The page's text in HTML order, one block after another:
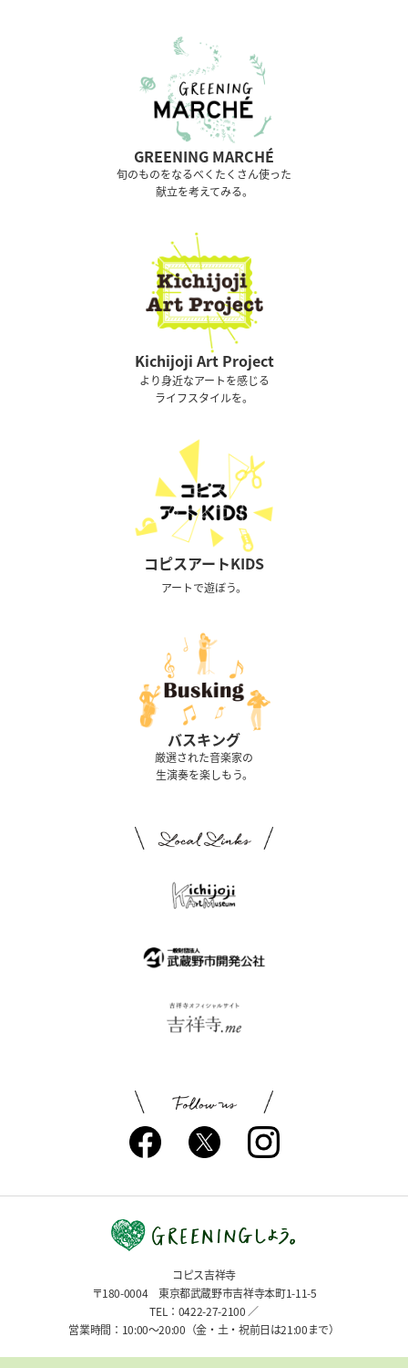
GREENING MARCHÉ
旬のものをなるべくたくさん使った
献立を考えてみる。
Kichijoji Art Project
より身近なアートを感じる
ライフスタイルを。
コピスアートKIDS
アートで遊ぼう。
バスキング
厳選された音楽家の
生演奏を楽しもう。
コピス吉祥寺
〒180-0004 東京都武蔵野市吉祥寺本町1-11-5
TEL：0422-27-2100 ／
営業時間：10:00〜20:00（金・土・祝前日は21:00まで）